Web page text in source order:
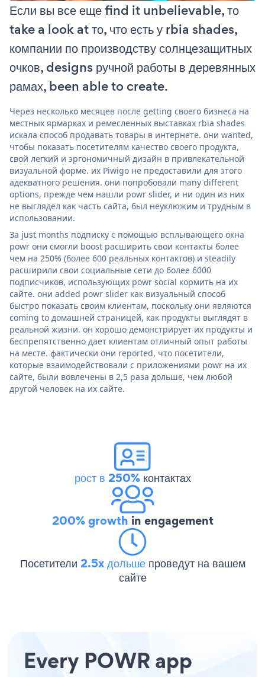
Если вы все еще find it unbelievable, то
take a look at то, что есть у rbia shades,
компании по производству солнцезащитных
очков, designs ручной работы в деревянных
рамах, been able to create.
Через несколько месяцев после getting своего бизнеса на
местных ярмарках и ремесленных выставках rbia shades
искала способ продавать товары в интернете. они wanted,
чтобы показать посетителям качество своего продукта,
свой легкий и эргономичный дизайн в привлекательной
визуальной форме. их Piwigo не предоставили для этого
адекватного решения. они попробовали many different
options, прежде чем нашли powr slider, и ни один из них
не выглядел как часть сайта, был неуклюжим и трудным в
использовании.
За just months подписку с помощью всплывающего окна
powr они смогли boost расширить свои контакты более
чем на 250% (более 600 реальных контактов) и steadily
расширили свои социальные сети до более 6000
подписчиков, использующих powr social кормить на их
сайте. они added powr slider как визуальный способ
быстро показать своим клиентам, поскольку они являются
coming to домашней страницей, как продукты выглядят в
реальной жизни. он хорошо демонстрирует их продукты и
беспрепятственно дает клиентам отличный опыт работы
на месте. фактически они reported, что посетители,
которые взаимодействовали с приложениями powr на их
сайте, были вовлечены в 2,5 раза дольше, чем любой
другой человек на их сайте.
рост в 250%контактах
200% growth in engagement
Посетители 2.5x дольше проведут на вашем
сайте
Every POWR app